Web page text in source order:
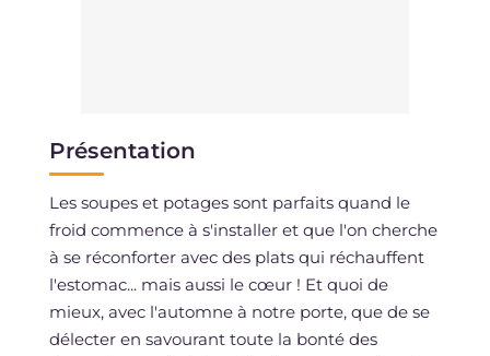
Présentation
Les soupes et potages sont parfaits quand le
froid commence à s'installer et que l'on cherche
à se réconforter avec des plats qui réchauffent
l'estomac... mais aussi le cœur ! Et quoi de
mieux, avec l'automne à notre porte, que de se
délecter en savourant toute la bonté des